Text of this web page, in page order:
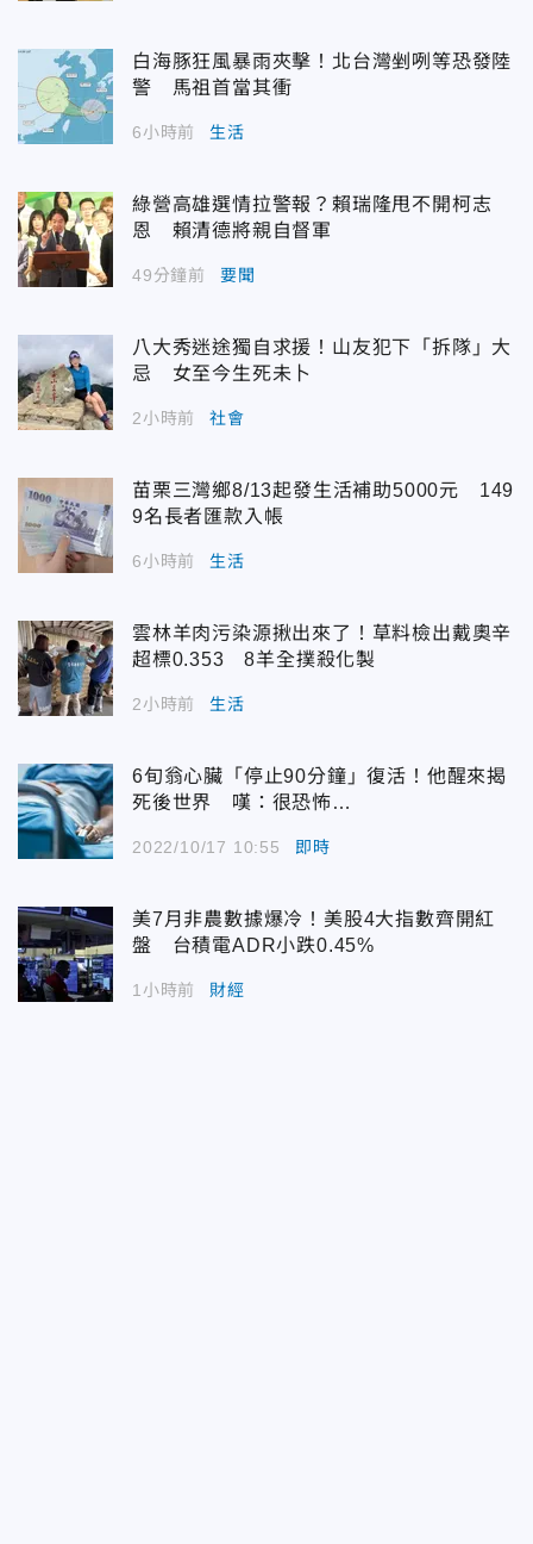
白海豚狂風暴雨夾擊！北台灣剉咧等恐發陸
警 馬祖首當其衝
6小時前 生活
綠營高雄選情拉警報？賴瑞隆甩不開柯志
恩 賴清德將親自督軍
49分鐘前 要聞
八大秀迷途獨自求援！山友犯下「拆隊」大
忌 女至今生死未卜
2小時前 社會
苗栗三灣鄉8/13起發生活補助5000元 149
9名長者匯款入帳
6小時前 生活
雲林羊肉污染源揪出來了！草料檢出戴奧辛
超標0.353 8羊全撲殺化製
2小時前 生活
6旬翁心臟「停止90分鐘」復活！他醒來揭
死後世界 嘆：很恐怖…
2022/10/17 10:55 即時
美7月非農數據爆冷！美股4大指數齊開紅
盤 台積電ADR小跌0.45%
1小時前 財經